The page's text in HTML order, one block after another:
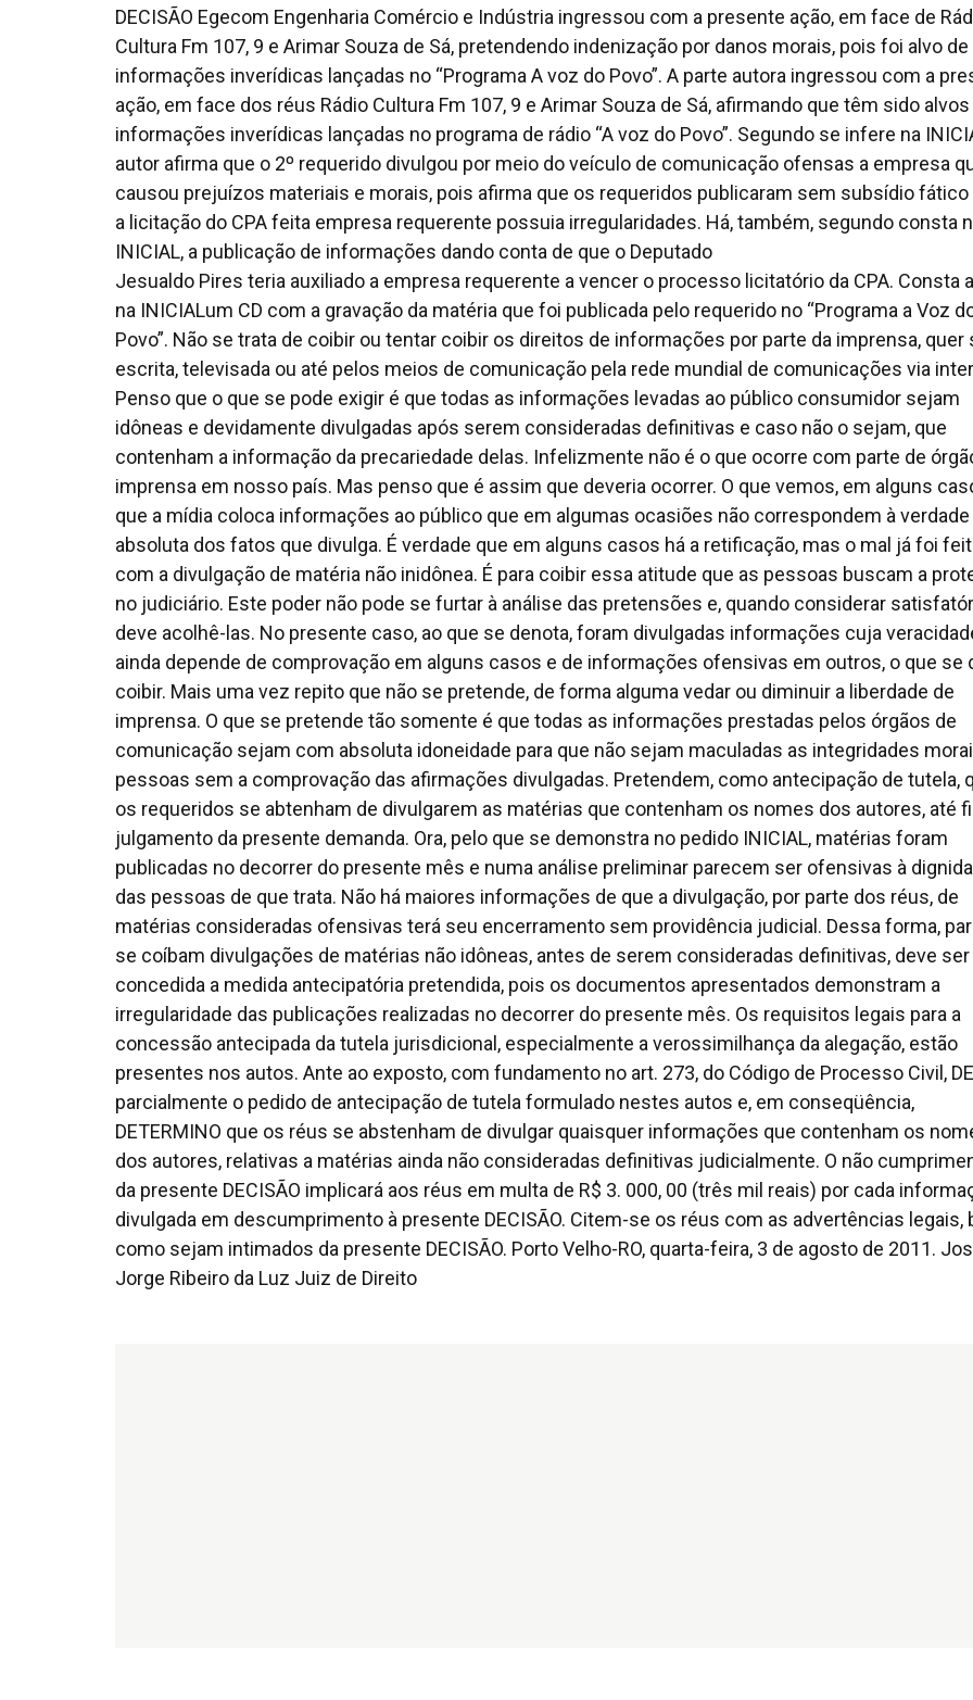
DECISÃO Egecom Engenharia Comércio e Indústria ingressou com a presente ação, em face de
Cultura Fm 107, 9 e Arimar Souza de Sá, pretendendo indenização por danos morais, pois foi alvo de
informações inverídicas lançadas no “Programa A voz do Povo”. A parte autora ingressou com a
ação, em face dos réus Rádio Cultura Fm 107, 9 e Arimar Souza de Sá, afirmando que têm sido alvos
informações inverídicas lançadas no programa de rádio “A voz do Povo”. Segundo se infere na
autor afirma que o 2º requerido divulgou por meio do veículo de comunicação ofensas a empresa
causou prejuízos materiais e morais, pois afirma que os requeridos publicaram sem subsídio fático
a licitação do CPA feita empresa requerente possuia irregularidades. Há, também, segundo consta
INICIAL, a publicação de informações dando conta de que o Deputado
Jesualdo Pires teria auxiliado a empresa requerente a vencer o processo licitatório da CPA. Consta
na INICIALum CD com a gravação da matéria que foi publicada pelo requerido no “Programa a Voz
Povo”. Não se trata de coibir ou tentar coibir os direitos de informações por parte da imprensa, quer
escrita, televisada ou até pelos meios de comunicação pela rede mundial de comunicações via
Penso que o que se pode exigir é que todas as informações levadas ao público consumidor sejam
idôneas e devidamente divulgadas após serem consideradas definitivas e caso não o sejam, que
contenham a informação da precariedade delas. Infelizmente não é o que ocorre com parte de
imprensa em nosso país. Mas penso que é assim que deveria ocorrer. O que vemos, em alguns
que a mídia coloca informações ao público que em algumas ocasiões não correspondem à verdade
absoluta dos fatos que divulga. É verdade que em alguns casos há a retificação, mas o mal já foi
com a divulgação de matéria não inidônea. É para coibir essa atitude que as pessoas buscam a
no judiciário. Este poder não pode se furtar à análise das pretensões e, quando considerar
deve acolhê-las. No presente caso, ao que se denota, foram divulgadas informações cuja
ainda depende de comprovação em alguns casos e de informações ofensivas em outros, o que se
coibir. Mais uma vez repito que não se pretende, de forma alguma vedar ou diminuir a liberdade de
imprensa. O que se pretende tão somente é que todas as informações prestadas pelos órgãos de
comunicação sejam com absoluta idoneidade para que não sejam maculadas as integridades
pessoas sem a comprovação das afirmações divulgadas. Pretendem, como antecipação de tutela,
os requeridos se abtenham de divulgarem as matérias que contenham os nomes dos autores, até
julgamento da presente demanda. Ora, pelo que se demonstra no pedido INICIAL, matérias foram
publicadas no decorrer do presente mês e numa análise preliminar parecem ser ofensivas à
das pessoas de que trata. Não há maiores informações de que a divulgação, por parte dos réus, de
matérias consideradas ofensivas terá seu encerramento sem providência judicial. Dessa forma,
se coíbam divulgações de matérias não idôneas, antes de serem consideradas definitivas, deve ser
concedida a medida antecipatória pretendida, pois os documentos apresentados demonstram a
irregularidade das publicações realizadas no decorrer do presente mês. Os requisitos legais para a
concessão antecipada da tutela jurisdicional, especialmente a verossimilhança da alegação, estão
presentes nos autos. Ante ao exposto, com fundamento no art. 273, do Código de Processo Civil,
parcialmente o pedido de antecipação de tutela formulado nestes autos e, em conseqüência,
DETERMINO que os réus se abstenham de divulgar quaisquer informações que contenham os
dos autores, relativas a matérias ainda não consideradas definitivas judicialmente. O não
da presente DECISÃO implicará aos réus em multa de R$ 3. 000, 00 (três mil reais) por cada
divulgada em descumprimento à presente DECISÃO. Citem-se os réus com as advertências legais,
como sejam intimados da presente DECISÃO. Porto Velho-RO, quarta-feira, 3 de agosto de 2011.
Jorge Ribeiro da Luz Juiz de Direito